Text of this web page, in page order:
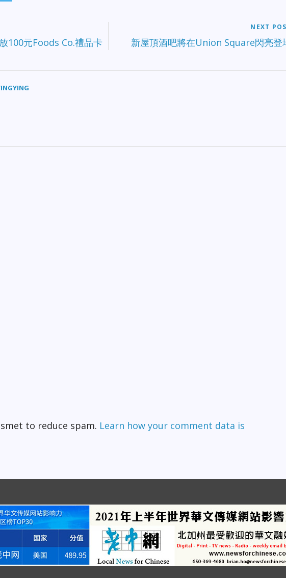
100元Foods Co.禮品卡
NEXT
新屋頂酒吧將在Union Square閃亮登
to reduce spam. Learn how your comment data is